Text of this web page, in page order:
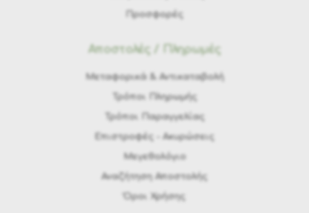
Προσφορές
Αποστολές / Πληρωμές
Μεταφορικά & Αντικαταβολή
Τρόποι Πληρωμής
Τρόποι Παραγγελίας
Eπιστροφές - Ακυρώσεις
Μεγεθολόγιο
Αναζήτηση Αποστολής
Όροι Χρήσης